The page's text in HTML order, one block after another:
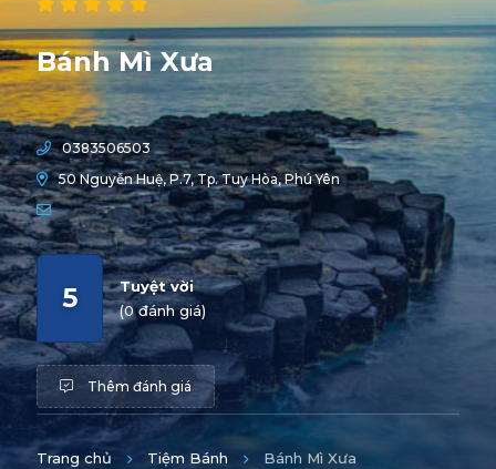
Bánh Mì Xưa
0383506503
50 Nguyễn Huệ, P.7, Tp. Tuy Hòa, Phú Yên
Tuyệt vời
(0 đánh giá)
5
Thêm đánh giá
Trang chủ Tiệm Bánh Bánh Mì Xưa